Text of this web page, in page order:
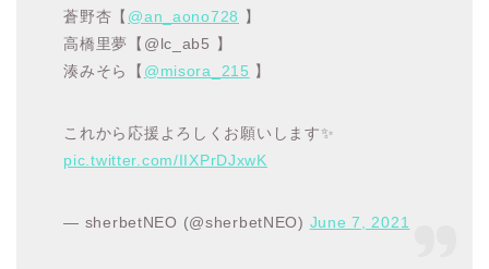
蒼野杏【 @an_aono728 】
高橋里夢【@lc_ab5 】
湊みそら【 @misora_215 】
これから応援よろしくお願いします✨
pic.twitter.com/IIXPrDJxwK
— sherbetNEO (@sherbetNEO) June 7, 2021